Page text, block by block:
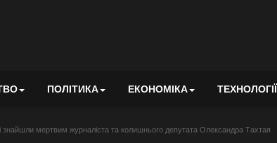
ПОЛІТИКА ЕКОНОМІКА ТЕХНОЛОГІЇ
мертвим журналіста та колишнього депутата Олександра Тахтая